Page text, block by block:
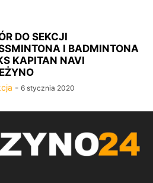
DO SEKCJI
I BADMINTONA
KAPITAN NAVI
- 6 stycznia 2020